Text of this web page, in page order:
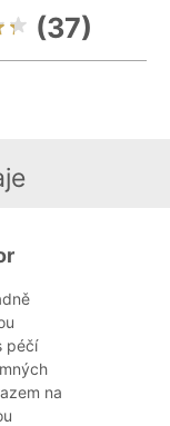
(37)
péčí
na